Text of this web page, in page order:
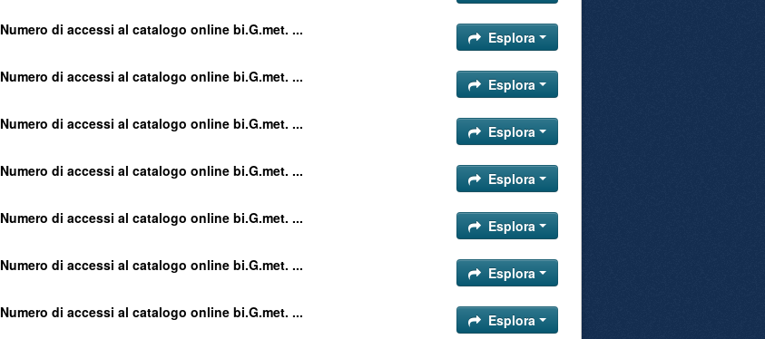
Numero di accessi al catalogo online bi.G.met. ... Esplora
Numero di accessi al catalogo online bi.G.met. ... Esplora
Numero di accessi al catalogo online bi.G.met. ... Esplora
Numero di accessi al catalogo online bi.G.met. ... Esplora
Numero di accessi al catalogo online bi.G.met. ... Esplora
Numero di accessi al catalogo online bi.G.met. ... Esplora
Numero di accessi al catalogo online bi.G.met. ... Esplora